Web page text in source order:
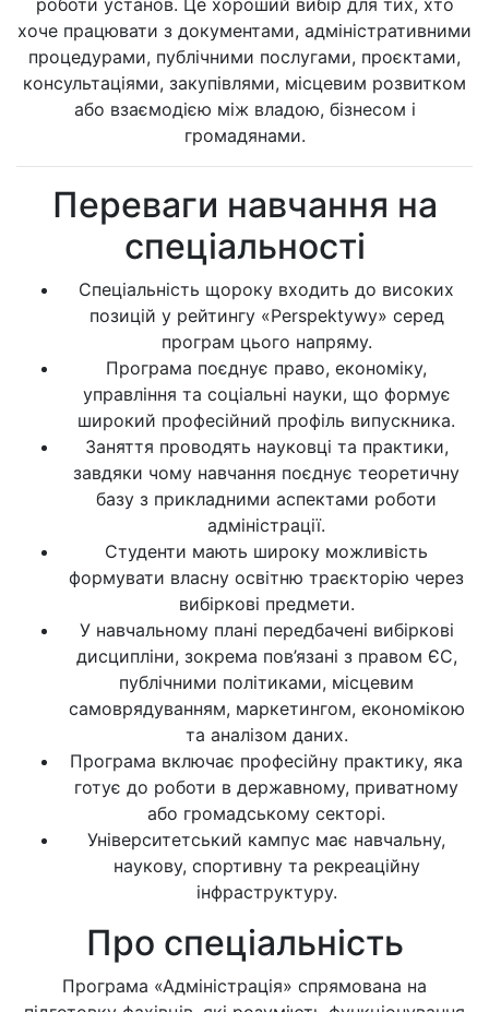
роботи установ. Це хороший вибір для тих, хто
хоче працювати з документами, адміністративними
процедурами, публічними послугами, проєктами,
консультаціями, закупівлями, місцевим розвитком
або взаємодією між владою, бізнесом і
громадянами.
Переваги навчання на
спеціальності
Спеціальність щороку входить до високих
позицій у рейтингу «Perspektywy» серед
програм цього напряму.
Програма поєднує право, економіку,
управління та соціальні науки, що формує
широкий професійний профіль випускника.
Заняття проводять науковці та практики,
завдяки чому навчання поєднує теоретичну
базу з прикладними аспектами роботи
адміністрації.
Студенти мають широку можливість
формувати власну освітню траєкторію через
вибіркові предмети.
У навчальному плані передбачені вибіркові
дисципліни, зокрема пов’язані з правом ЄС,
публічними політиками, місцевим
самоврядуванням, маркетингом, економікою
та аналізом даних.
Програма включає професійну практику, яка
готує до роботи в державному, приватному
або громадському секторі.
Університетський кампус має навчальну,
наукову, спортивну та рекреаційну
інфраструктуру.
Про спеціальність
Програма «Адміністрація» спрямована на